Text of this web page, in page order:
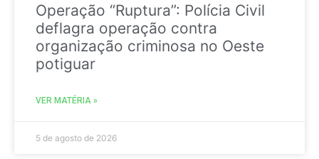
Operação “Ruptura”: Polícia Civil
deflagra operação contra
organização criminosa no Oeste
potiguar
VER MATÉRIA »
5 de agosto de 2026